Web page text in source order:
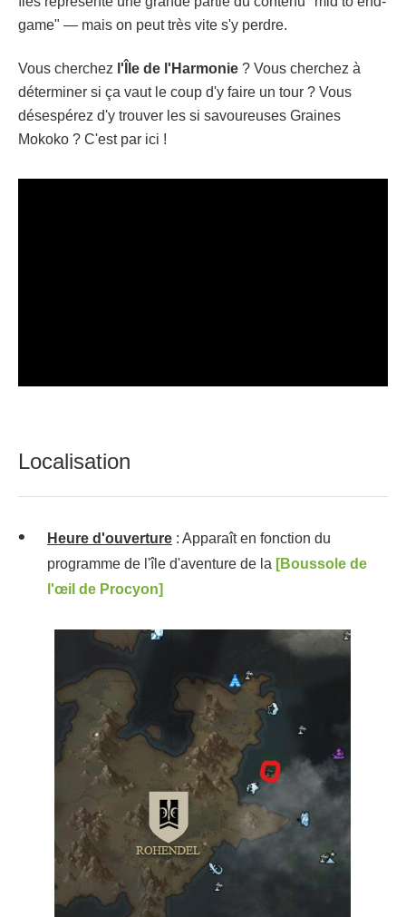
game" — mais on peut très vite s'y perdre.
Vous cherchez l'Île de l'Harmonie ? Vous cherchez à
déterminer si ça vaut le coup d'y faire un tour ? Vous
désespérez d'y trouver les si savoureuses Graines
Mokoko ? C'est par ici !
Localisation
Heure d'ouverture : Apparaît en fonction du
programme de l'île d'aventure de la [Boussole de
l'œil de Procyon]